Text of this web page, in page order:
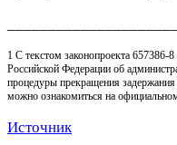
1 С текстом законопроекта 657386-
Российской Федерации об
процедуры прекращения
можно ознакомиться на
Источник